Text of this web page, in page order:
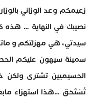
زعيمكم وعد الوزاني
نصيبك في النهاية …
سيدتي، هي مهزلتكم و
سمينة سيهون عليكم
الحسيميين تشترى ولكن
تُسْتَحَق …هذا استهزاء